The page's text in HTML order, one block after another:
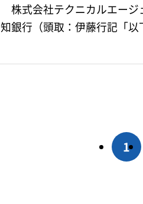
株式会社テクニカルエージ
知銀行（頭取：伊藤行記「
1